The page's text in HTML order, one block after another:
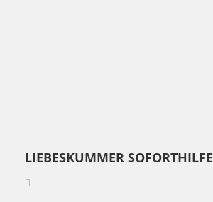
LIEBESKUMMER SOFORTHILFE